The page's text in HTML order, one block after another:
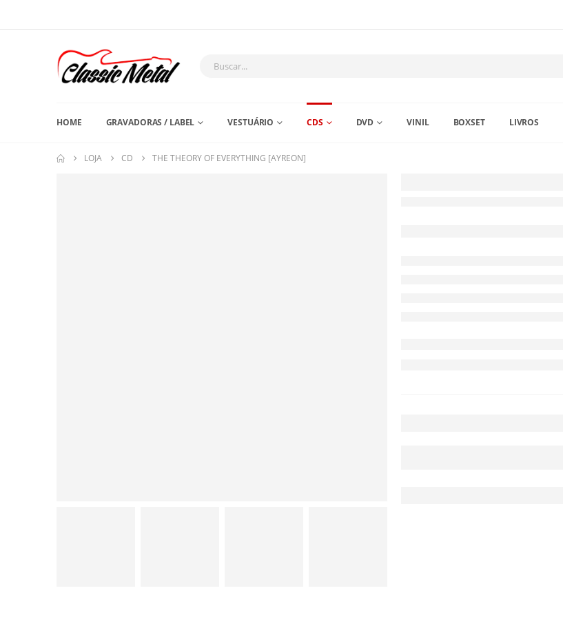
HOME GRAVADORAS / LABEL VESTUÁRIO CDS DVD VINIL BOXSET LIVROS
LOJA CD THE THEORY OF EVERYTHING [AYREON]